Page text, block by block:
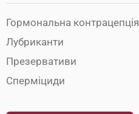
Гормональна контрацепція
Лубриканти
Презервативи
Сперміциди